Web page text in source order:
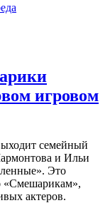
игровом
семейный
и Ильи
Это
«Смешарикам»,
актеров.